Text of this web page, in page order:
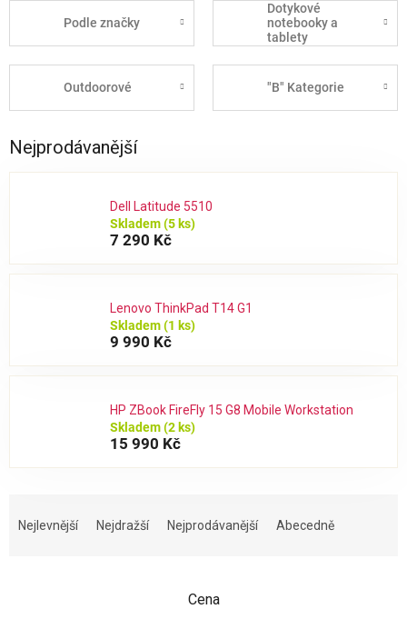
Podle značky
Dotykové
notebooky a
tablety
Outdoorové "B" Kategorie
Nejprodávanější
Dell Latitude 5510
Skladem(5 ks)
7 290 Kč
Lenovo ThinkPad T14 G1
Skladem(1 ks)
9 990 Kč
HP ZBook FireFly 15 G8 Mobile Workstation
Skladem(2 ks)
15 990 Kč
Nejlevnější Nejdražší Nejprodávanější Abecedně
Cena